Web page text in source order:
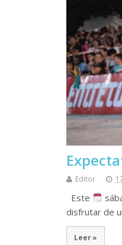
Editor
Este
disfrutar de
Leer »